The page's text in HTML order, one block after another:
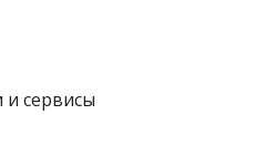
и сервисы